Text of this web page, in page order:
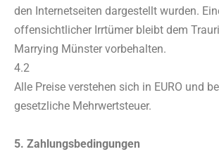
den Internetseiten dargestellt wurden.
offensichtlicher Irrtümer bleibt dem
Marrying Münster vorbehalten.
4.2
Alle Preise verstehen sich in EURO und
gesetzliche Mehrwertsteuer.
5. Zahlungsbedingungen